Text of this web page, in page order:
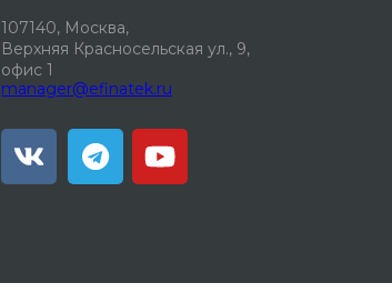
manager@efinatek.ru
107140, Москва,
Верхняя Красносельская ул., 9,
офис 1